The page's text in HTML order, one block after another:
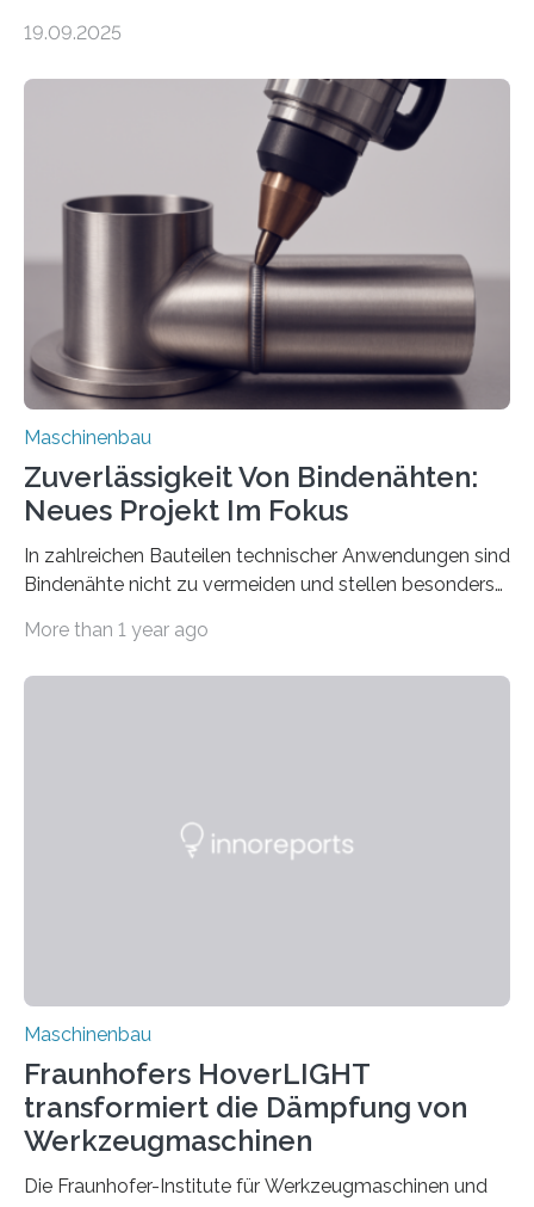
Automobil, Maschinenbau und in der Zulieferindustrie.
Teile als eine Einheit verpacken. Die Anordnung kann
der Benutzer vorgeben und erhält so mehr Kontrolle
über die Positionierung der Bauteile. Die ebenfalls neue
Automatisierungsschnittstelle dient dazu, die Software
besser in spezifische Unternehmensprozesse
einzubinden. Sankt Augustin – Zur Messe FACHPACK
vom 23. bis 25. September in Nürnberg…
19.09.2025
Maschinenbau
Zuverlässigkeit Von Bindenähten:
Neues Projekt Im Fokus
In zahlreichen Bauteilen technischer Anwendungen sind
Bindenähte nicht zu vermeiden und stellen besonders
Matrixmaterials eine große Herausforderung dar.
Durch den verstärkten Einsatz von Rezyklaten
More than 1 year ago
Maschinenbau
Fraunhofers HoverLIGHT
transformiert die Dämpfung von
Werkzeugmaschinen
Die Fraunhofer-Institute für Werkzeugmaschinen und